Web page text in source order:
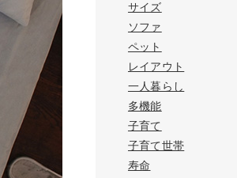
サイズ
ソファ
ペット
レイアウト
一人暮らし
多機能
子育て
子育て世帯
寿命